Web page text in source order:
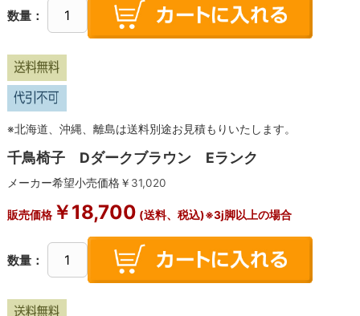
数量：
※北海道、沖縄、離島は送料別途お見積もりいたします。
千鳥椅子 Dダークブラウン Eランク
メーカー希望小売価格￥ 31,020
販売価格￥18,700 (送料、税込)※3j脚以上の場合
数量：